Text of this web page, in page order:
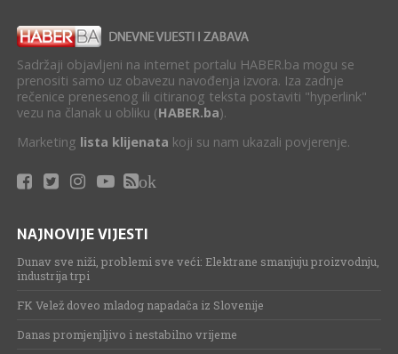
Sadržaji objavljeni na internet portalu HABER.ba mogu se
prenositi samo uz obavezu navođenja izvora. Iza zadnje
rečenice prenesenog ili citiranog teksta postaviti "hyperlink"
vezu na članak u obliku (HABER.ba).
Marketing lista klijenata koji su nam ukazali povjerenje.
ok
NAJNOVIJE VIJESTI
Dunav sve niži, problemi sve veći: Elektrane smanjuju proizvodnju,
industrija trpi
FK Velež doveo mladog napadača iz Slovenije
Danas promjenjljivo i nestabilno vrijeme